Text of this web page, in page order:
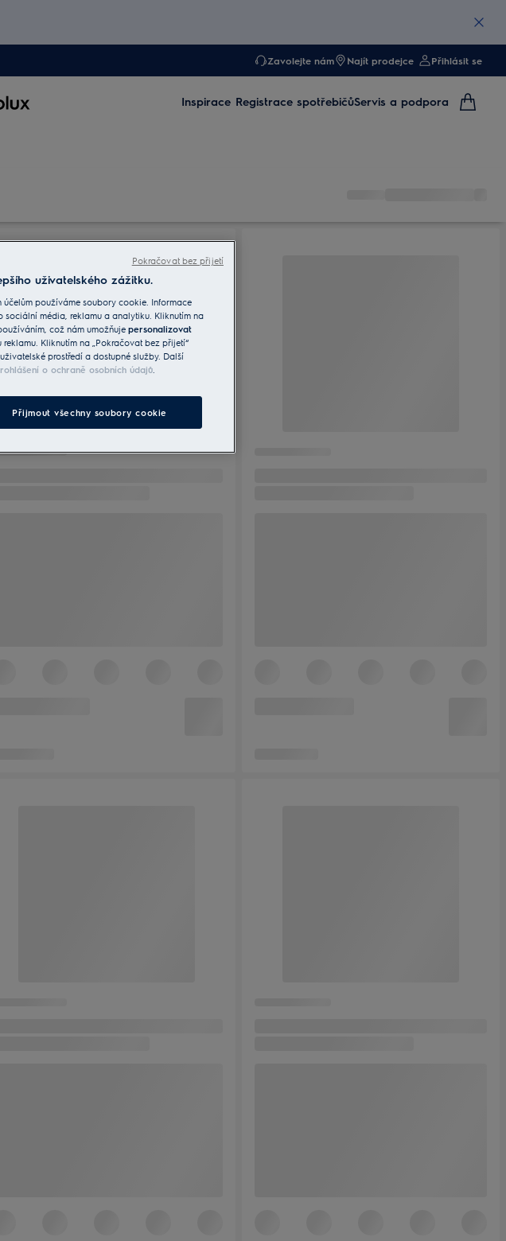
Zavolejte nám Najít prodejce Přihlásit se
Inspirace Registrace spotřebičůServis a podpora
uživatelského zážitku.
používáme soubory cookie. Informace
média, reklamu a analytiku. Kliknutím na
což nám umožňuje personalizovat
Kliknutím na „Pokračovat bez přijetí“
prostředí a dostupné služby. Další
o ochraně osobních údajů
Přijmout všechny soubory cookie
Pokračovat bez přijetí